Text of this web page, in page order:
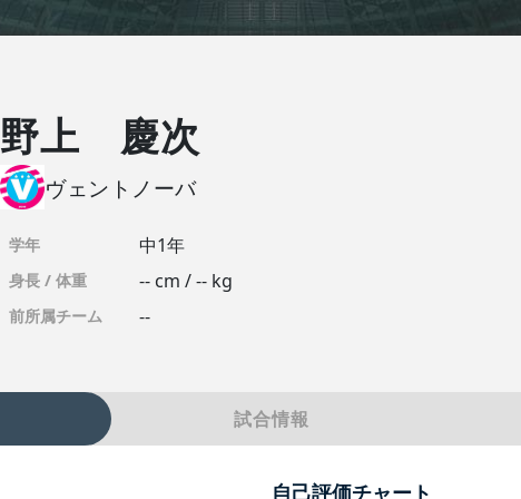
野上 慶次
ヴェントノーバ
学年 中1年
身長 / 体重 -- cm / -- kg
前所属チーム --
試合情報
自己評価チャート